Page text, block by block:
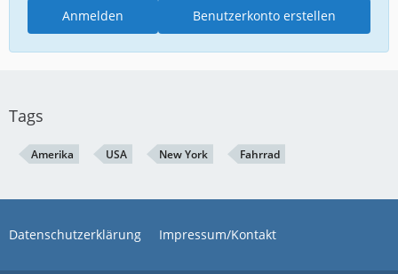
Benutzerkonto erstellen
Anmelden
Tags
Amerika USA New York Fahrrad
Datenschutzerklärung Impressum/Kontakt